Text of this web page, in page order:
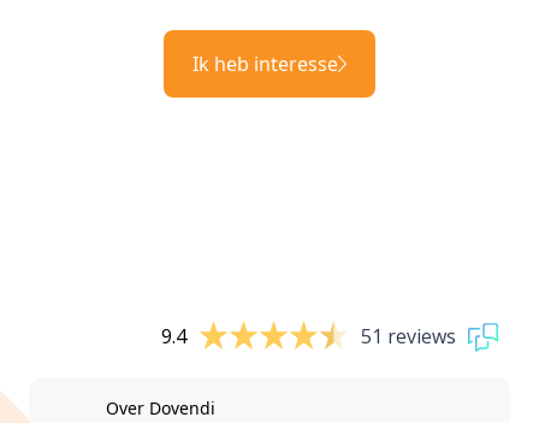
Ik heb interesse
9.4 51 reviews
Over Dovendi